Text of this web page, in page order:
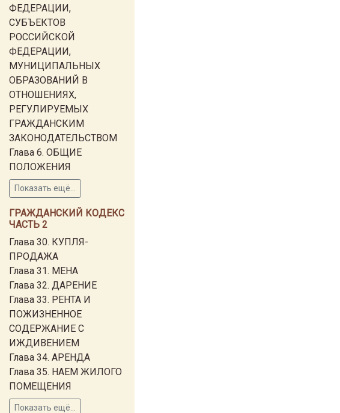
ФЕДЕРАЦИИ,
СУБЪЕКТОВ
РОССИЙСКОЙ
ФЕДЕРАЦИИ,
МУНИЦИПАЛЬНЫХ
ОБРАЗОВАНИЙ В
ОТНОШЕНИЯХ,
РЕГУЛИРУЕМЫХ
ГРАЖДАНСКИМ
ЗАКОНОДАТЕЛЬСТВОМ
Глава 6. ОБЩИЕ
ПОЛОЖЕНИЯ
Показать ещё...
ГРАЖДАНСКИЙ КОДЕКС
ЧАСТЬ 2
Глава 30. КУПЛЯ-
ПРОДАЖА
Глава 31. МЕНА
Глава 32. ДАРЕНИЕ
Глава 33. РЕНТА И
ПОЖИЗНЕННОЕ
СОДЕРЖАНИЕ С
ИЖДИВЕНИЕМ
Глава 34. АРЕНДА
Глава 35. НАЕМ ЖИЛОГО
ПОМЕЩЕНИЯ
Показать ещё...